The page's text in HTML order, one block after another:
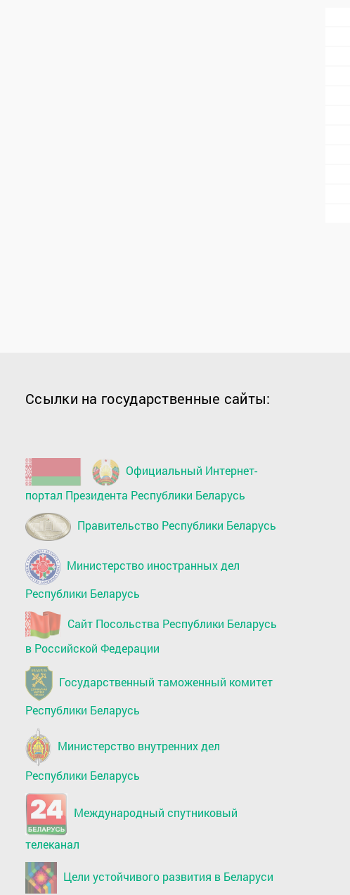
Ссылки на государственные сайты:
Официальный Интернет-
портал Президента Республики Беларусь
Правительство Республики Беларусь
Министерство иностранных дел
Республики Беларусь
Сайт Посольства Республики Беларусь
в Российской Федерации
Государственный таможенный комитет
Республики Беларусь
Министерство внутренних дел
Республики Беларусь
Международный спутниковый
телеканал
Цели устойчивого развития в Беларуси